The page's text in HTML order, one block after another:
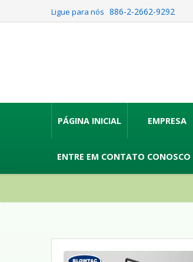
Ligue para nós 886-2-2662-9292
PÁGINA INICIAL EMPRESA
ENTRE EM CONTATO CONOSCO